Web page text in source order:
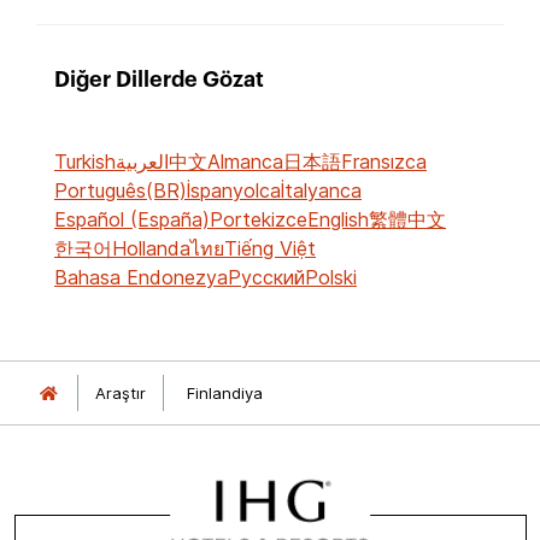
Diğer Dillerde Gözat
Turkishالعربية中文Almanca日本語Fransızca
Português(BR)İspanyolcaİtalyanca
Español (España)PortekizceEnglish繁體中文
한국어HollandaไทยTiếng Việt
Bahasa EndonezyaРусскийPolski
Araştır Finlandiya